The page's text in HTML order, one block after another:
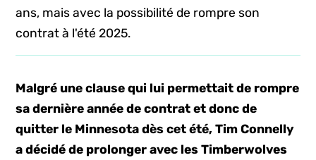
ans, mais avec la possibilité de rompre son
contrat à l'été 2025.
Malgré une clause qui lui permettait de rompre
sa dernière année de contrat et donc de
quitter le Minnesota dès cet été, Tim Connelly
a décidé de prolonger avec les Timberwolves